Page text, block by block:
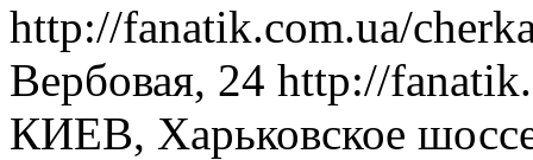
http://fanatik.com.ua/
Вербовая, 24 http://
КИЕВ, Харьковское